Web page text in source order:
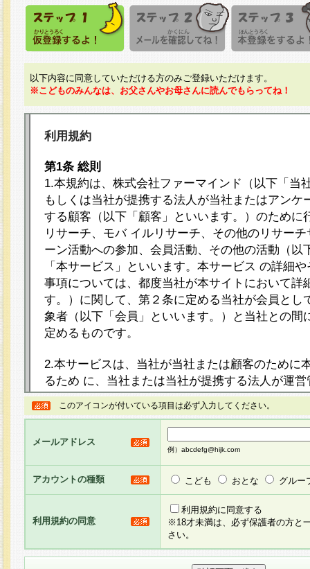
以下内容に同意していただける方のみご登録いただけます。
※こどものみんなは、お父さんやお母さんに読んでもらってね！
利用規約
第1条 総則
1.本規約は、株式会社ファーマインド（以下「当
もしくは当社が提携する法人が当社またはアンケ
する顧客（以下「顧客」といいます。）のために
リサーチ、モバ イルリサーチ、その他のリサー
ーン活動への参加、会員活動、その他の活動（以
「本サービス」といいます。本サービス の詳細
事項については、都度当社が本サイトにおいて詳
す。）に関して、第２条に定める当社が会員とし
象者（以下「会員」といいます。）と当社との間
定めるものです。
2.本サービスは、当社が当社または顧客のために
るため に、当社または当社が提携する法人が運
ト（以下「本サイト」といいます。）上に本サー
ージを設け、会員がアンケー ト調査に回答する
し、その結果を当社が集計・分析その他の利用を
るものです。なお、本サービスは、それぞれの目
員に対して本サービスの依頼を行うこともあり、
た全ての会員に対して本サービスの依頼をすると
りま す。
3.当社は、会員の事前の承諾を得ることなく、当
方 法・手段にて、本規約を任意に制定、変更ま
きるものとします。改定後の本規約等は、本規約
このアイコンが付いている項目は必ず入力してください。
メールアドレス
例）abcdefg@hijk.com
アカウントの種類 こども おとな グルー
利用規約の同意
利用規約に同意する
※18才未満は、必ず保護者の方と
さい。